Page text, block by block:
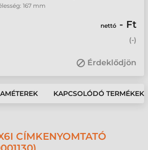
167 mm
nettó - Ft
(-)
Érdeklődjön
KAPCSOLÓDÓ TERMÉKEK
CÍMKENYOMTATÓ